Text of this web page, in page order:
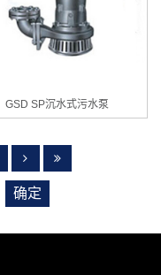
GSD SP沉水式污水泵